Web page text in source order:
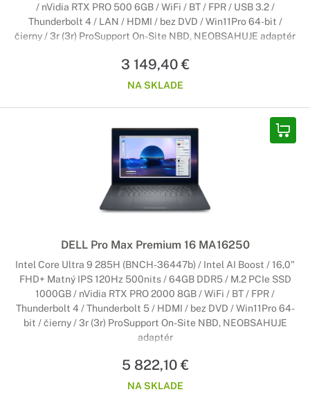
/ nVidia RTX PRO 500 6GB / WiFi / BT / FPR / USB 3.2 /
Thunderbolt 4 / LAN / HDMI / bez DVD / Win11Pro 64-bit /
čierny / 3r (3r) ProSupport On-Site NBD, NEOBSAHUJE adaptér
3 149,40 €
NA SKLADE
DELL Pro Max Premium 16 MA16250
Intel Core Ultra 9 285H (BNCH-36447b) / Intel AI Boost / 16,0"
FHD+ Matný IPS 120Hz 500nits / 64GB DDR5 / M.2 PCIe SSD
1000GB / nVidia RTX PRO 2000 8GB / WiFi / BT / FPR /
Thunderbolt 4 / Thunderbolt 5 / HDMI / bez DVD / Win11Pro 64-
bit / čierny / 3r (3r) ProSupport On-Site NBD, NEOBSAHUJE
adaptér
5 822,10 €
NA SKLADE